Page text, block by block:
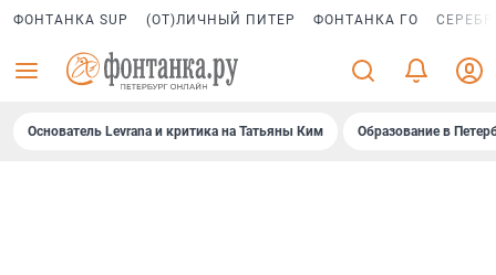
ФОНТАНКА SUP (ОТ)ЛИЧНЫЙ ПИТЕР ФОНТАНКА ГО
Основатель Levrana и критика на Татьяны Ким Образование в